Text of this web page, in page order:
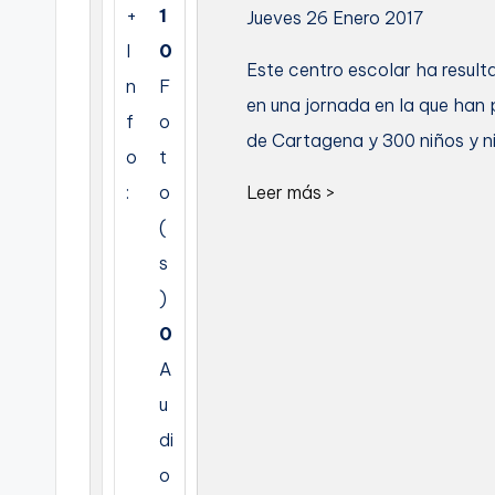
+
I
n
f
o
:
1
0
F
o
t
o
(
s
)
0
A
u
di
o
Jueves 26 Enero 2017
Este centro escolar ha
en una jornada en la que
de Cartagena y 300 niños y
Leer más >